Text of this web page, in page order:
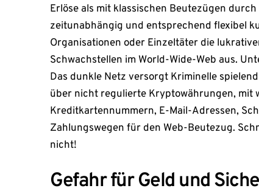
Erlöse als mit klassischen Beutezügen
zeitunabhängig und entsprechend flexibel
Organisationen oder Einzeltäter die
Schwachstellen im World-Wide-Web aus.
Das dunkle Netz versorgt Kriminelle
über nicht regulierte Kryptowährungen, mit
Kreditkartennummern, E-Mail-Adressen,
Zahlungswegen für den Web-Beutezug.
nicht!
Gefahr für Geld und